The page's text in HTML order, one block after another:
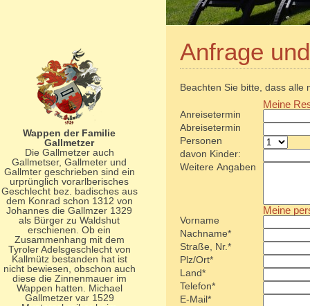
Wappen der Familie
Gallmetzer
Die Gallmetzer auch
Gallmetser, Gallmeter und
Gallmter geschrieben sind ein
urprünglich vorarlberisches
Geschlecht bez. badisches aus
dem Konrad schon 1312 von
Johannes die Gallmzer 1329
als Bürger zu Waldshut
erschienen. Ob ein
Zusammenhang mit dem
Tyroler Adelsgeschlecht von
Kallmütz bestanden hat ist
nicht bewiesen, obschon auch
diese die Zinnenmauer im
Wappen hatten. Michael
Gallmetzer var 1529
Anfrage
Beachten Sie bitte, dass alle
Meine
Anreisetermin
Abreisetermin
Personen
davon Kinder:
Weitere Angaben
Meine
Vorname
Nachname*
Straße, Nr.*
Plz/Ort*
Land*
Telefon*
E-Mail*